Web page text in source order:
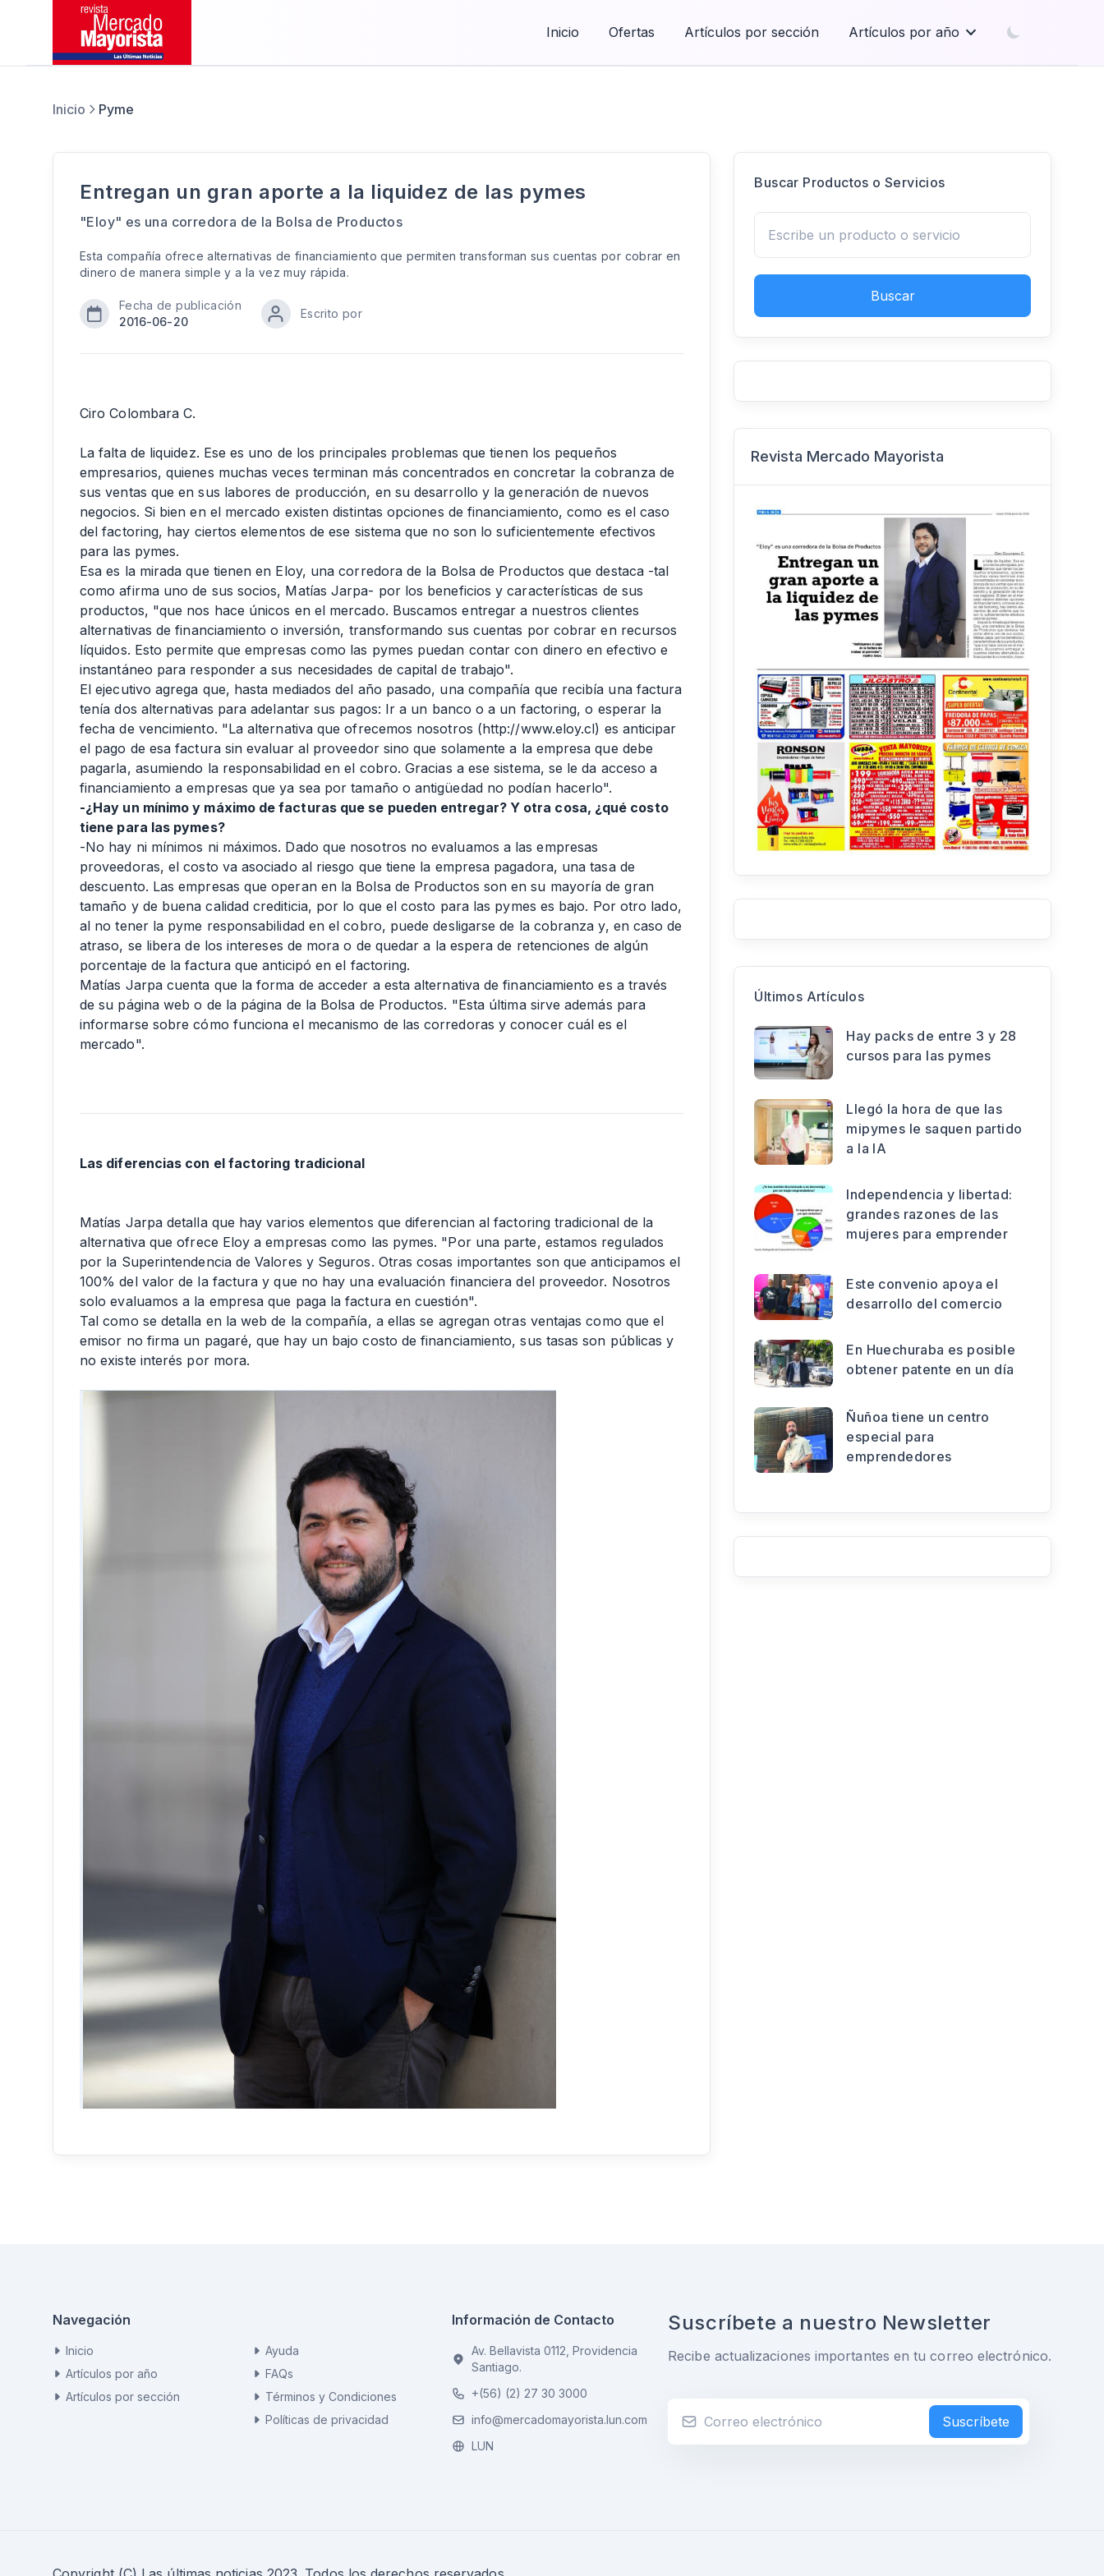
Inicio Ofertas Artículos por sección Artículos por año
Inicio Pyme
Entregan un gran aporte a la liquidez de las pymes
"Eloy" es una corredora de la Bolsa de Productos
Esta compañía ofrece alternativas de financiamiento que permiten transforman sus cuentas por cobrar en
dinero de manera simple y a la vez muy rápida.
Fecha de publicación
2016-06-20
Escrito por
Ciro Colombara C.
La falta de liquidez. Ese es uno de los principales problemas que tienen los pequeños
empresarios, quienes muchas veces terminan más concentrados en concretar la cobranza de
sus ventas que en sus labores de producción, en su desarrollo y la generación de nuevos
negocios. Si bien en el mercado existen distintas opciones de financiamiento, como es el caso
del factoring, hay ciertos elementos de ese sistema que no son lo suficientemente efectivos
para las pymes.
Esa es la mirada que tienen en Eloy, una corredora de la Bolsa de Productos que destaca -tal
como afirma uno de sus socios, Matías Jarpa- por los beneficios y características de sus
productos, "que nos hace únicos en el mercado. Buscamos entregar a nuestros clientes
alternativas de financiamiento o inversión, transformando sus cuentas por cobrar en recursos
líquidos. Esto permite que empresas como las pymes puedan contar con dinero en efectivo e
instantáneo para responder a sus necesidades de capital de trabajo".
El ejecutivo agrega que, hasta mediados del año pasado, una compañía que recibía una factura
tenía dos alternativas para adelantar sus pagos: Ir a un banco o a un factoring, o esperar la
fecha de vencimiento. "La alternativa que ofrecemos nosotros (http://www.eloy.cl) es anticipar
el pago de esa factura sin evaluar al proveedor sino que solamente a la empresa que debe
pagarla, asumiendo la responsabilidad en el cobro. Gracias a ese sistema, se le da acceso a
financiamiento a empresas que ya sea por tamaño o antigüedad no podían hacerlo".
-¿Hay un mínimo y máximo de facturas que se pueden entregar? Y otra cosa, ¿qué costo
tiene para las pymes?
-No hay ni mínimos ni máximos. Dado que nosotros no evaluamos a las empresas
proveedoras, el costo va asociado al riesgo que tiene la empresa pagadora, una tasa de
descuento. Las empresas que operan en la Bolsa de Productos son en su mayoría de gran
tamaño y de buena calidad crediticia, por lo que el costo para las pymes es bajo. Por otro lado,
al no tener la pyme responsabilidad en el cobro, puede desligarse de la cobranza y, en caso de
atraso, se libera de los intereses de mora o de quedar a la espera de retenciones de algún
porcentaje de la factura que anticipó en el factoring.
Matías Jarpa cuenta que la forma de acceder a esta alternativa de financiamiento es a través
de su página web o de la página de la Bolsa de Productos. "Esta última sirve además para
informarse sobre cómo funciona el mecanismo de las corredoras y conocer cuál es el
mercado".
Las diferencias con el factoring tradicional
Matías Jarpa detalla que hay varios elementos que diferencian al factoring tradicional de la
alternativa que ofrece Eloy a empresas como las pymes. "Por una parte, estamos regulados
por la Superintendencia de Valores y Seguros. Otras cosas importantes son que anticipamos el
100% del valor de la factura y que no hay una evaluación financiera del proveedor. Nosotros
solo evaluamos a la empresa que paga la factura en cuestión".
Tal como se detalla en la web de la compañía, a ellas se agregan otras ventajas como que el
emisor no firma un pagaré, que hay un bajo costo de financiamiento, sus tasas son públicas y
no existe interés por mora.
Buscar Productos o Servicios
Buscar
Revista Mercado Mayorista
Últimos Artículos
Hay packs de entre 3 y 28
cursos para las pymes
Llegó la hora de que las
mipymes le saquen partido
a la IA
Independencia y libertad:
grandes razones de las
mujeres para emprender
Este convenio apoya el
desarrollo del comercio
En Huechuraba es posible
obtener patente en un día
Ñuñoa tiene un centro
especial para
emprendedores
Navegación
Inicio
Artículos por año
Artículos por sección
Ayuda
FAQs
Términos y Condiciones
Políticas de privacidad
Información de Contacto
Av. Bellavista 0112, Providencia
Santiago.
+(56) (2) 27 30 3000
info@mercadomayorista.lun.com
LUN
Suscríbete a nuestro Newsletter
Recibe actualizaciones importantes en tu correo electrónico.
Suscríbete